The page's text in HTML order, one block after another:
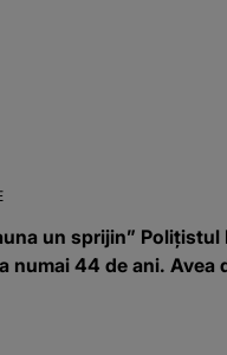
un sprijin” Polițistul
numai 44 de ani. Avea